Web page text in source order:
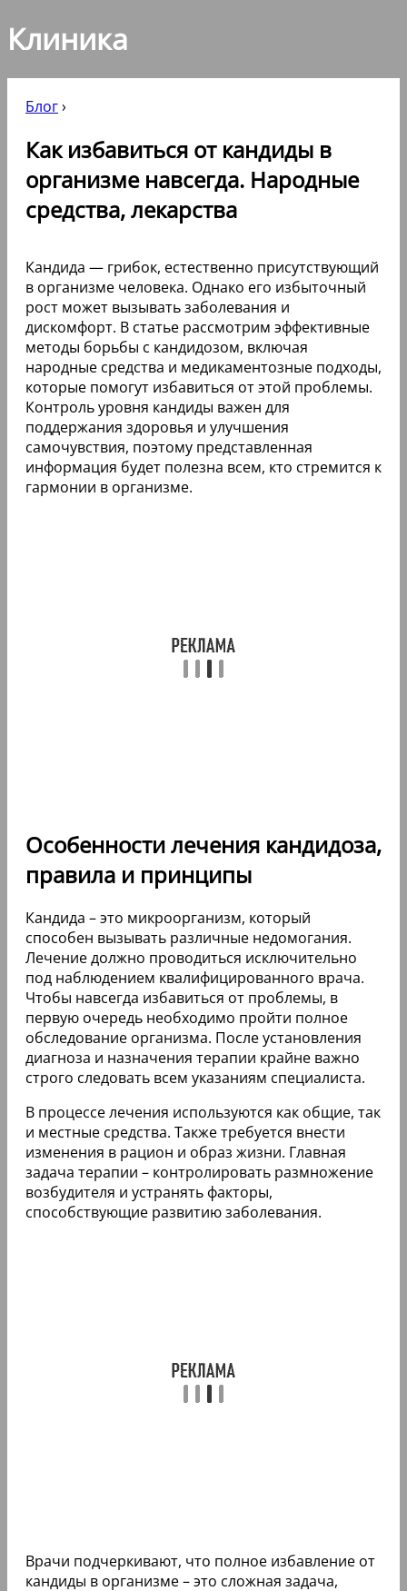
Клиника
Блог›
Как избавиться от кандиды в
организме навсегда. Народные
средства, лекарства
Кандида — грибок, естественно присутствующий
в организме человека. Однако его избыточный
рост может вызывать заболевания и
дискомфорт. В статье рассмотрим эффективные
методы борьбы с кандидозом, включая
народные средства и медикаментозные подходы,
которые помогут избавиться от этой проблемы.
Контроль уровня кандиды важен для
поддержания здоровья и улучшения
самочувствия, поэтому представленная
информация будет полезна всем, кто стремится к
гармонии в организме.
Особенности лечения кандидоза,
правила и принципы
Кандида – это микроорганизм, который
способен вызывать различные недомогания.
Лечение должно проводиться исключительно
под наблюдением квалифицированного врача.
Чтобы навсегда избавиться от проблемы, в
первую очередь необходимо пройти полное
обследование организма. После установления
диагноза и назначения терапии крайне важно
строго следовать всем указаниям специалиста.
В процессе лечения используются как общие, так
и местные средства. Также требуется внести
изменения в рацион и образ жизни. Главная
задача терапии – контролировать размножение
возбудителя и устранять факторы,
способствующие развитию заболевания.
Врачи подчеркивают, что полное избавление от
кандиды в организме – это сложная задача,